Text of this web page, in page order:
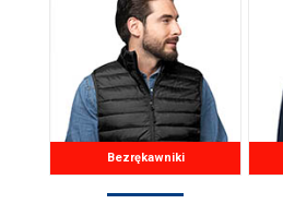
Bezrękawniki